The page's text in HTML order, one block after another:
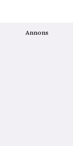
Annons